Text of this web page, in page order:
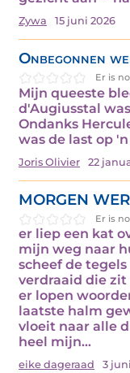
Zywa 15 juni 2026
Onbegonnen
Er is
Mijn queeste
d'Augiusstal
Ondanks
was de last op
Joris Olivier 22
MORGEN
Er is
er liep een kat
mijn weg naar
scheef de
verdraaid die
er lopen
laatste halm
vloeit naar alle
heel mijn…
eike dageraad 3